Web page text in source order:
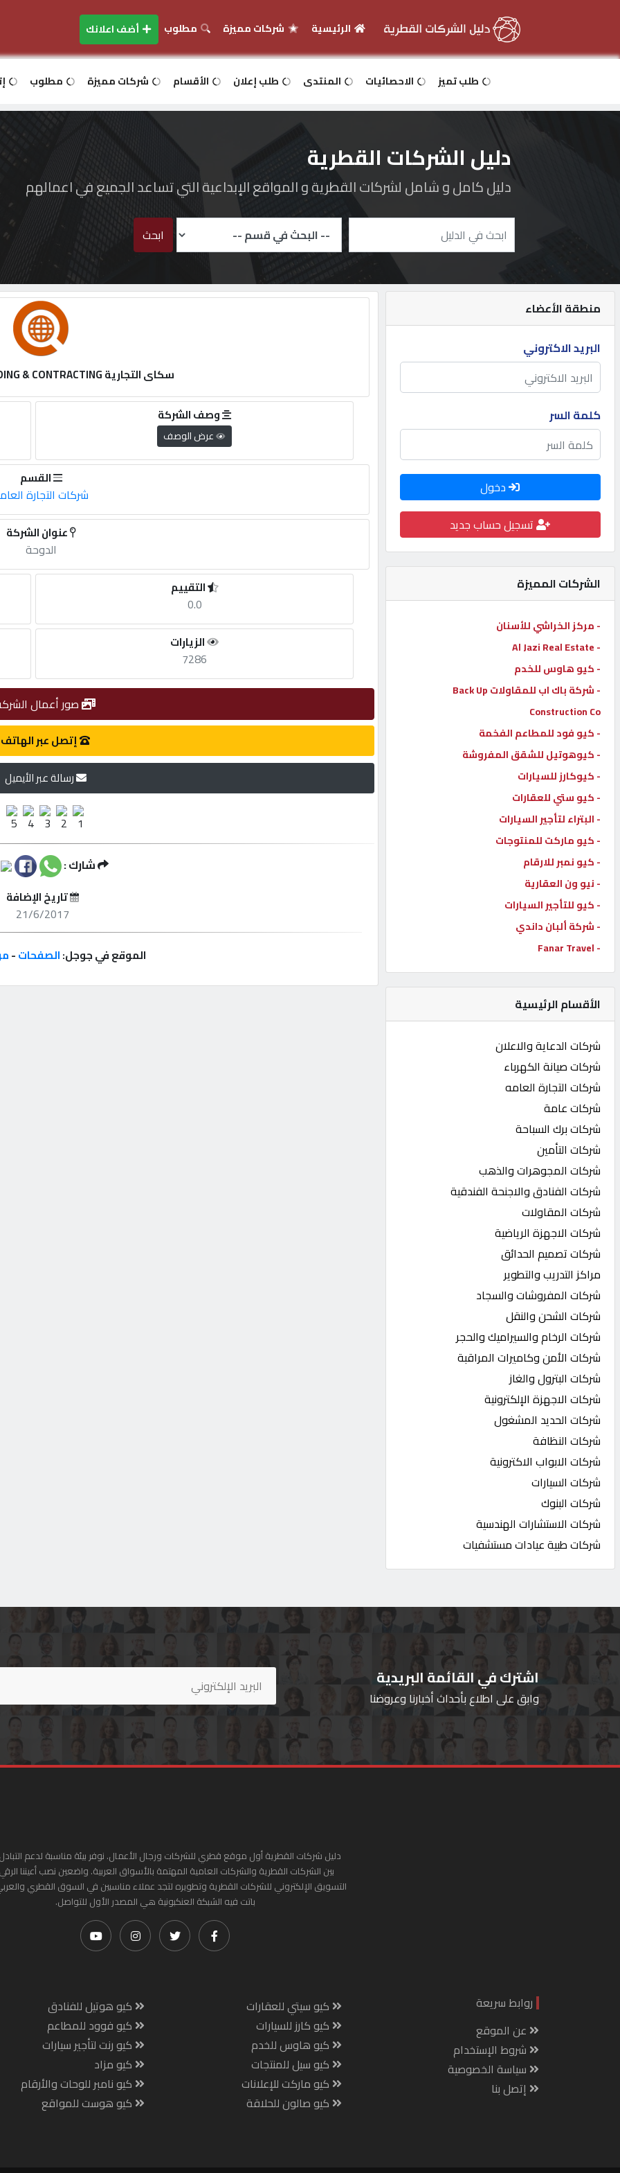
دخول
اعلانك
مطلوب
طلب
الاحصائيات
الأقسام
شركات
مميزة
إبحث
إتصل
بنا
إعلانات
المنتدى
كيو
مزاد
كيو
نمبر
كيو
كارز
كيو
الدليل
القطري
POWERED
QHOST
الرئيسية شركات مميزة مطلوب أضف اعلانك
طلب تميز الاحصائيات المنتدى طلب إعلان الأقسام شركات مميزة مطلوب
دليل الشركات القطرية
دليل كامل و شامل لشركات القطرية و المواقع الإبداعية التي تساعد الجميع في اعمالهم
ابحث
منطقة الأعضاء
البريد الاكتروني
كلمة السر
دخول
تسجيل حساب جديد
الشركات المميزة
- مركز الخراشي للأسنان
- Al Jazi Real Estate
- كيو هاوس للخدم
- شركة باك اب للمقاولات Back Up
Construction Co
- كيو فود للمطاعم الفخمة
- كيوهوتيل للشقق المفروشة
- كيوكارز للسيارات
- كيو ستي للعقارات
- البتراء لتأجير السيارات
- كيو ماركت للمنتوجات
- كيو نمبر للارقام
- نيو ون العقارية
- كيو للتأجير السيارات
- شركة ألبان داندي
- Fanar Travel
الأقسام الرئيسية
شركات الدعاية والاعلان
شركات صيانة الكهرباء
شركات التجارة العامه
شركات عامة
شركات برك السباحة
شركات التأمين
شركات المجوهرات والذهب
شركات الفنادق والاجنحة الفندقية
شركات المقاولات
شركات الاجهزة الرياضية
شركات تصميم الحدائق
مراكز التدريب والتطوير
شركات المفروشات والسجاد
شركات الشحن والنقل
شركات الرخام والسيراميك والحجر
شركات الأمن وكاميرات المراقبة
شركات البترول والغاز
شركات الاجهزة الإلكترونية
شركات الحديد المشغول
شركات النظافة
شركات الابواب الاكترونية
شركات السيارات
شركات البنوك
شركات الاستشارات الهندسية
شركات طبية عيادات مستشفيات
سكاى التجارية SKY CREATIVE TRADING & CONTRACTING
وصف الشركة
عرض الوصف
القسم
شركات التجارة
عنوان الشركة
الدوحة
التقييم
0.0
الزيارات
7286
صور أعمال
إتصل عبر الهاتف
رسالة عبر الأيميل
شارك :
تاريخ الإضافة
21/6/2017
الموقع في جوجل:الصفحات-
اشترك في القائمة البريدية
وابق على اطلاع بأحداث أخبارنا وعروضنا
دليل شركات القطرية أول موقع قطري للشركات ورجال الأعمال. نوفر بيئة مناسبة لدعم
بين الشركات القطرية والشركات العامية المهتمة بالأسواق العربية. واضعين نصب أعيننا
التسويق الإلكتروني للشركات القطرية وتطويره لتجد عملاء مناسبين في السوق القطري
باتت فيه الشبكة العنكبونية هي المصدر الأول للتواصل.
روابط سريعة
عن الموقع
شروط الإستخدام
سياسة الخصوصية
إتصل بنا
كيو سيتي للعقارات
كيو كارز للسيارات
كيو هاوس للخدم
كيو سيل للمنتجات
كيو ماركت للإعلانات
كيو صالون للحلاقة
كيو هوتيل للفنادق
كيو فوود للمطاعم
كيو رنت لتأجير سيارات
كيو مزاد
كيو نامبر للوحات والأرقام
كيو هوست للمواقع